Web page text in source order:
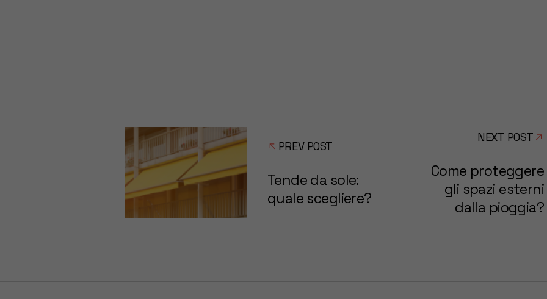
PREV POST
Tende da sole:
quale scegliere?
NEXT POST
Come proteggere
gli spazi esterni
dalla pioggia?